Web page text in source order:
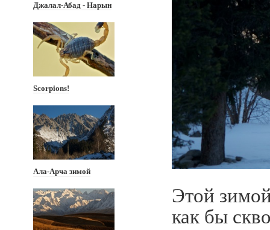
Джалал-Абад - Нарын
Scorpions!
Ала-Арча зимой
Этой
как бы